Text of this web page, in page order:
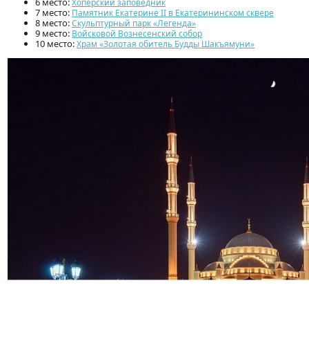
Хоперский заповедник
7 место: Памятник Екатерине II в Екатерининском сквере
8 место:Скульптурный парк «Легенда»
9 место: Войсковой Вознесенский собор
10 место:Храм «Золотая обитель Будды Шакъямуни»